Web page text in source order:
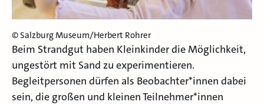
© Salzburg Museum/Herbert Rohrer
Beim Strandgut haben Kleinkinder die Möglichkeit,
ungestört mit Sand zu experimentieren.
Begleitpersonen dürfen als Beobachter*innen dabei
sein, die großen und kleinen Teilnehmer*innen